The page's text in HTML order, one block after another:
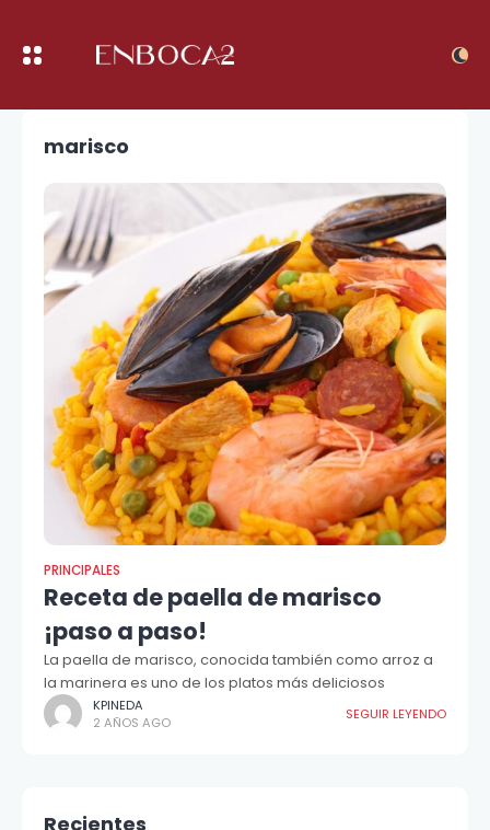
marisco
PRINCIPALES
Receta de paella de marisco
¡paso a paso!
La paella de marisco, conocida también como arroz a
la marinera es uno de los platos más deliciosos
KPINEDA
2 AÑOS AGO
SEGUIR LEYENDO
Recientes